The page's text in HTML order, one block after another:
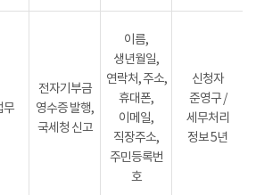
무
전자기부금
영수증 발행,
국세청 신고
이름,
생년월일,
연락처, 주소,
휴대폰,
이메일,
직장주소,
주민등록번
호
신청자
준영구 /
세무처리
정보 5년